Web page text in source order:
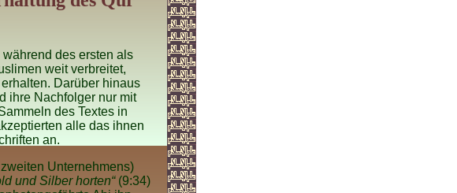
des ersten als
weit verbreitet,
Darüber hinaus
ihre Nachfolger nur mit
des Textes in
alle das ihnen
an.
Unternehmens)
und Silber horten“(9:34)